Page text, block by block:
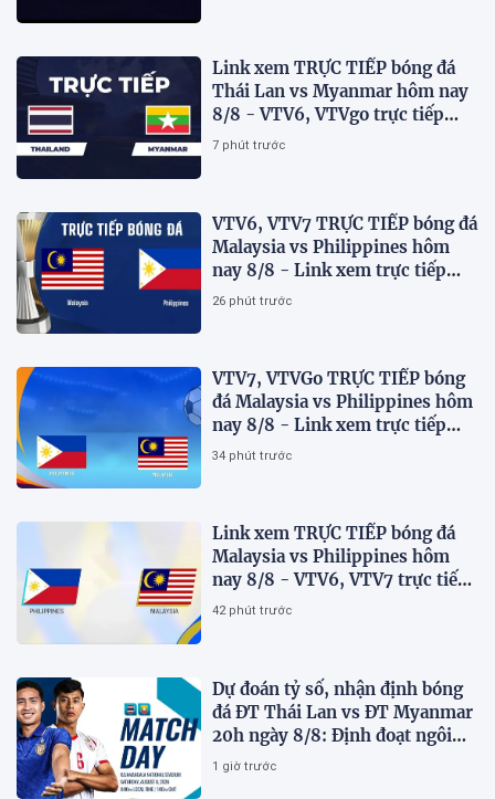
Link xem TRỰC TIẾP bóng đá
Thái Lan vs Myanmar hôm nay
8/8 - VTV6, VTVgo trực tiếp
AFF Cup 2026
7 phút trước
VTV6, VTV7 TRỰC TIẾP bóng đá
Malaysia vs Philippines hôm
nay 8/8 - Link xem trực tiếp
AFF Cup 2026 mới nhất
26 phút trước
VTV7, VTVGo TRỰC TIẾP bóng
đá Malaysia vs Philippines hôm
nay 8/8 - Link xem trực tiếp
AFF Cup 2026 mới nhất
34 phút trước
Link xem TRỰC TIẾP bóng đá
Malaysia vs Philippines hôm
nay 8/8 - VTV6, VTV7 trực tiếp
AFF Cup 2026
42 phút trước
Dự đoán tỷ số, nhận định bóng
đá ĐT Thái Lan vs ĐT Myanmar
20h ngày 8/8: Định đoạt ngôi
đầu bảng
1 giờ trước